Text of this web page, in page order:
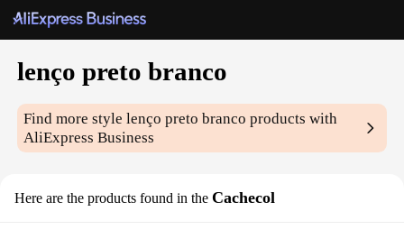
lenço preto branco
Find more stylelenço preto branco products with
AliExpress Business
Here are the products found in the Cachecol